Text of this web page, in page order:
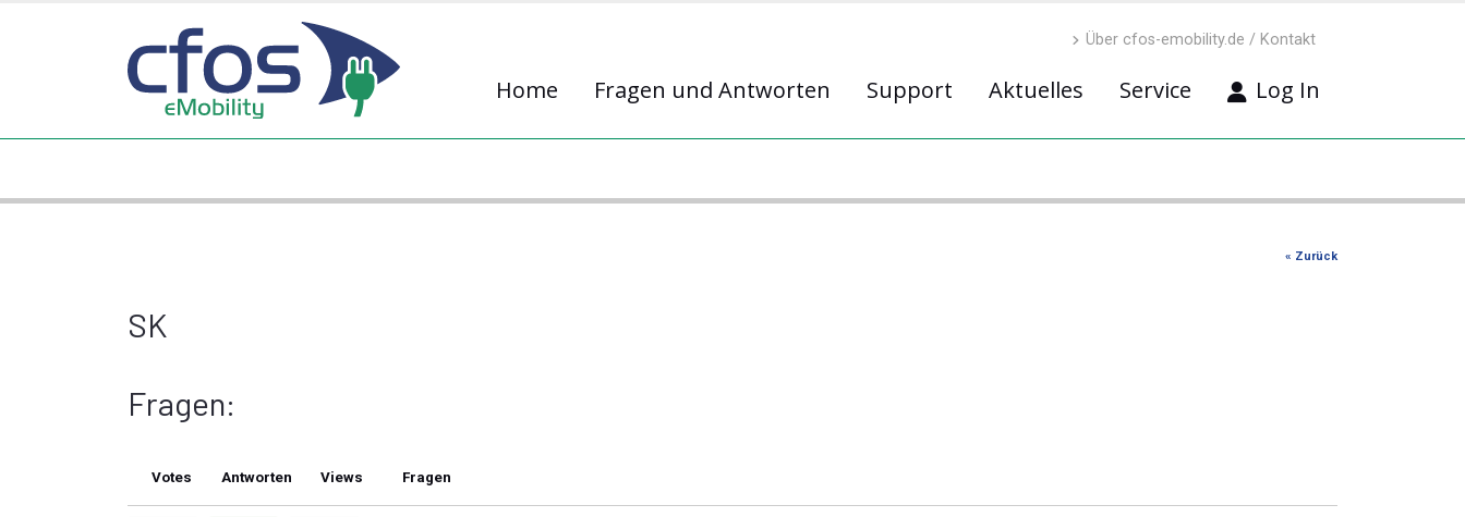
Über cfos-emobility.de / Kontakt
Home Fragen und Antworten Support Aktuelles Service Log In
« Zurück
SK
Fragen:
Votes Antworten Views Fragen